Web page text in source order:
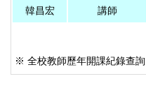
韓昌宏 講師
※ 全校教師歷年開課紀錄查詢